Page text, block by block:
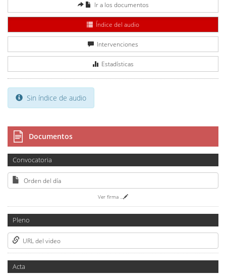
Ir a los documentos
Índice del audio
Intervenciones
Estadísticas
Sin índice de audio
Documentos
Convocatoria
Orden del día
Ver firma ...
Pleno
URL del video
Acta